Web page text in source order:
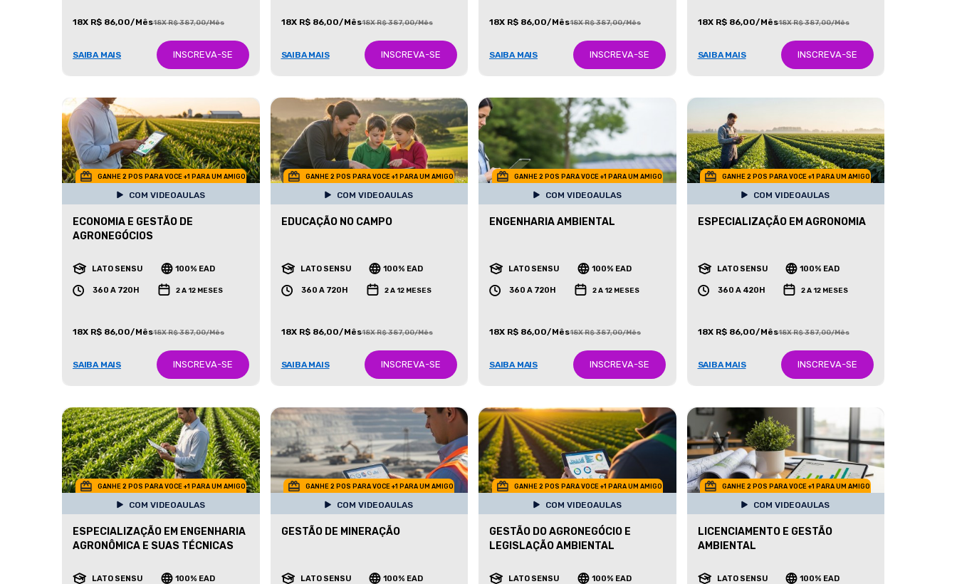
18X R$ 86,00/Mês18X R$ 387,00/Mês
SAIBA MAIS INSCREVA-SE
18X R$ 86,00/Mês18X R$ 387,00/Mês
SAIBA MAIS INSCREVA-SE
18X R$ 86,00/Mês18X R$ 387,00/Mês
SAIBA MAIS INSCREVA-SE
18X R$ 86,00/Mês18X R$ 387,00/Mês
SAIBA MAIS INSCREVA-SE
GANHE 2 POS PARA VOCE +1 PARA UM AMIGO
COM VIDEOAULAS
ECONOMIA E GESTÃO DE
AGRONEGÓCIOS
LATO SENSU 100% EAD
360 A 720H 2 A 12 MESES
18X R$ 86,00/Mês18X R$ 387,00/Mês
SAIBA MAIS INSCREVA-SE
GANHE 2 POS PARA VOCE +1 PARA UM AMIGO
COM VIDEOAULAS
EDUCAÇÃO NO CAMPO
LATO SENSU 100% EAD
360 A 720H 2 A 12 MESES
18X R$ 86,00/Mês18X R$ 387,00/Mês
SAIBA MAIS INSCREVA-SE
GANHE 2 POS PARA VOCE +1 PARA UM AMIGO
COM VIDEOAULAS
ENGENHARIA AMBIENTAL
LATO SENSU 100% EAD
360 A 720H 2 A 12 MESES
18X R$ 86,00/Mês18X R$ 387,00/Mês
SAIBA MAIS INSCREVA-SE
GANHE 2 POS PARA VOCE +1 PARA UM AMIGO
COM VIDEOAULAS
ESPECIALIZAÇÃO EM AGRONOMIA
LATO SENSU 100% EAD
360 A 420H 2 A 12 MESES
18X R$ 86,00/Mês18X R$ 387,00/Mês
SAIBA MAIS INSCREVA-SE
GANHE 2 POS PARA VOCE +1 PARA UM AMIGO
COM VIDEOAULAS
ESPECIALIZAÇÃO EM ENGENHARIA
AGRONÔMICA E SUAS TÉCNICAS
LATO SENSU 100% EAD
GANHE 2 POS PARA VOCE +1 PARA UM AMIGO
COM VIDEOAULAS
GESTÃO DE MINERAÇÃO
LATO SENSU 100% EAD
GANHE 2 POS PARA VOCE +1 PARA UM AMIGO
COM VIDEOAULAS
GESTÃO DO AGRONEGÓCIO E
LEGISLAÇÃO AMBIENTAL
LATO SENSU 100% EAD
GANHE 2 POS PARA VOCE +1 PARA UM AMIGO
COM VIDEOAULAS
LICENCIAMENTO E GESTÃO
AMBIENTAL
LATO SENSU 100% EAD